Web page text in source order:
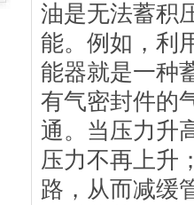
油是无法蓄积
能。例如，利
能器就是一种
有气密封件的
通。当压力升
压力不再上升
路，从而减缓